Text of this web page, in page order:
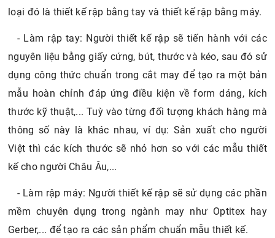
loại đó là thiết kế rập bằng tay và thiết kế rập bằng máy.
- Làm rập tay: Người thiết kế rập sẽ tiến hành với các
nguyên liệu bằng giấy cứng, bút, thước và kéo, sau đó sử
dụng công thức chuẩn trong cắt may để tạo ra một bản
mẫu hoàn chỉnh đáp ứng điều kiện về form dáng, kích
thước kỹ thuật,... Tuỳ vào từng đối tượng khách hàng mà
thông số này là khác nhau, ví dụ: Sản xuất cho người
Việt thì các kích thước sẽ nhỏ hơn so với các mẫu thiết
kế cho người Châu Âu,...
- Làm rập máy: Người thiết kế rập sẽ sử dụng các phần
mềm chuyên dụng trong ngành may như Optitex hay
Gerber,... để tạo ra các sản phẩm chuẩn mẫu thiết kế.